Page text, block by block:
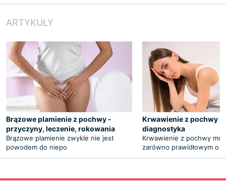
ARTYKUŁY
Brązowe plamienie z pochwy -
przyczyny, leczenie, rokowania
Brązowe plamienie zwykle nie jest
powodem do niepo
Krwawienie z pochwy -
diagnostyka
Krwawienie z pochwy
zarówno prawidłowym o